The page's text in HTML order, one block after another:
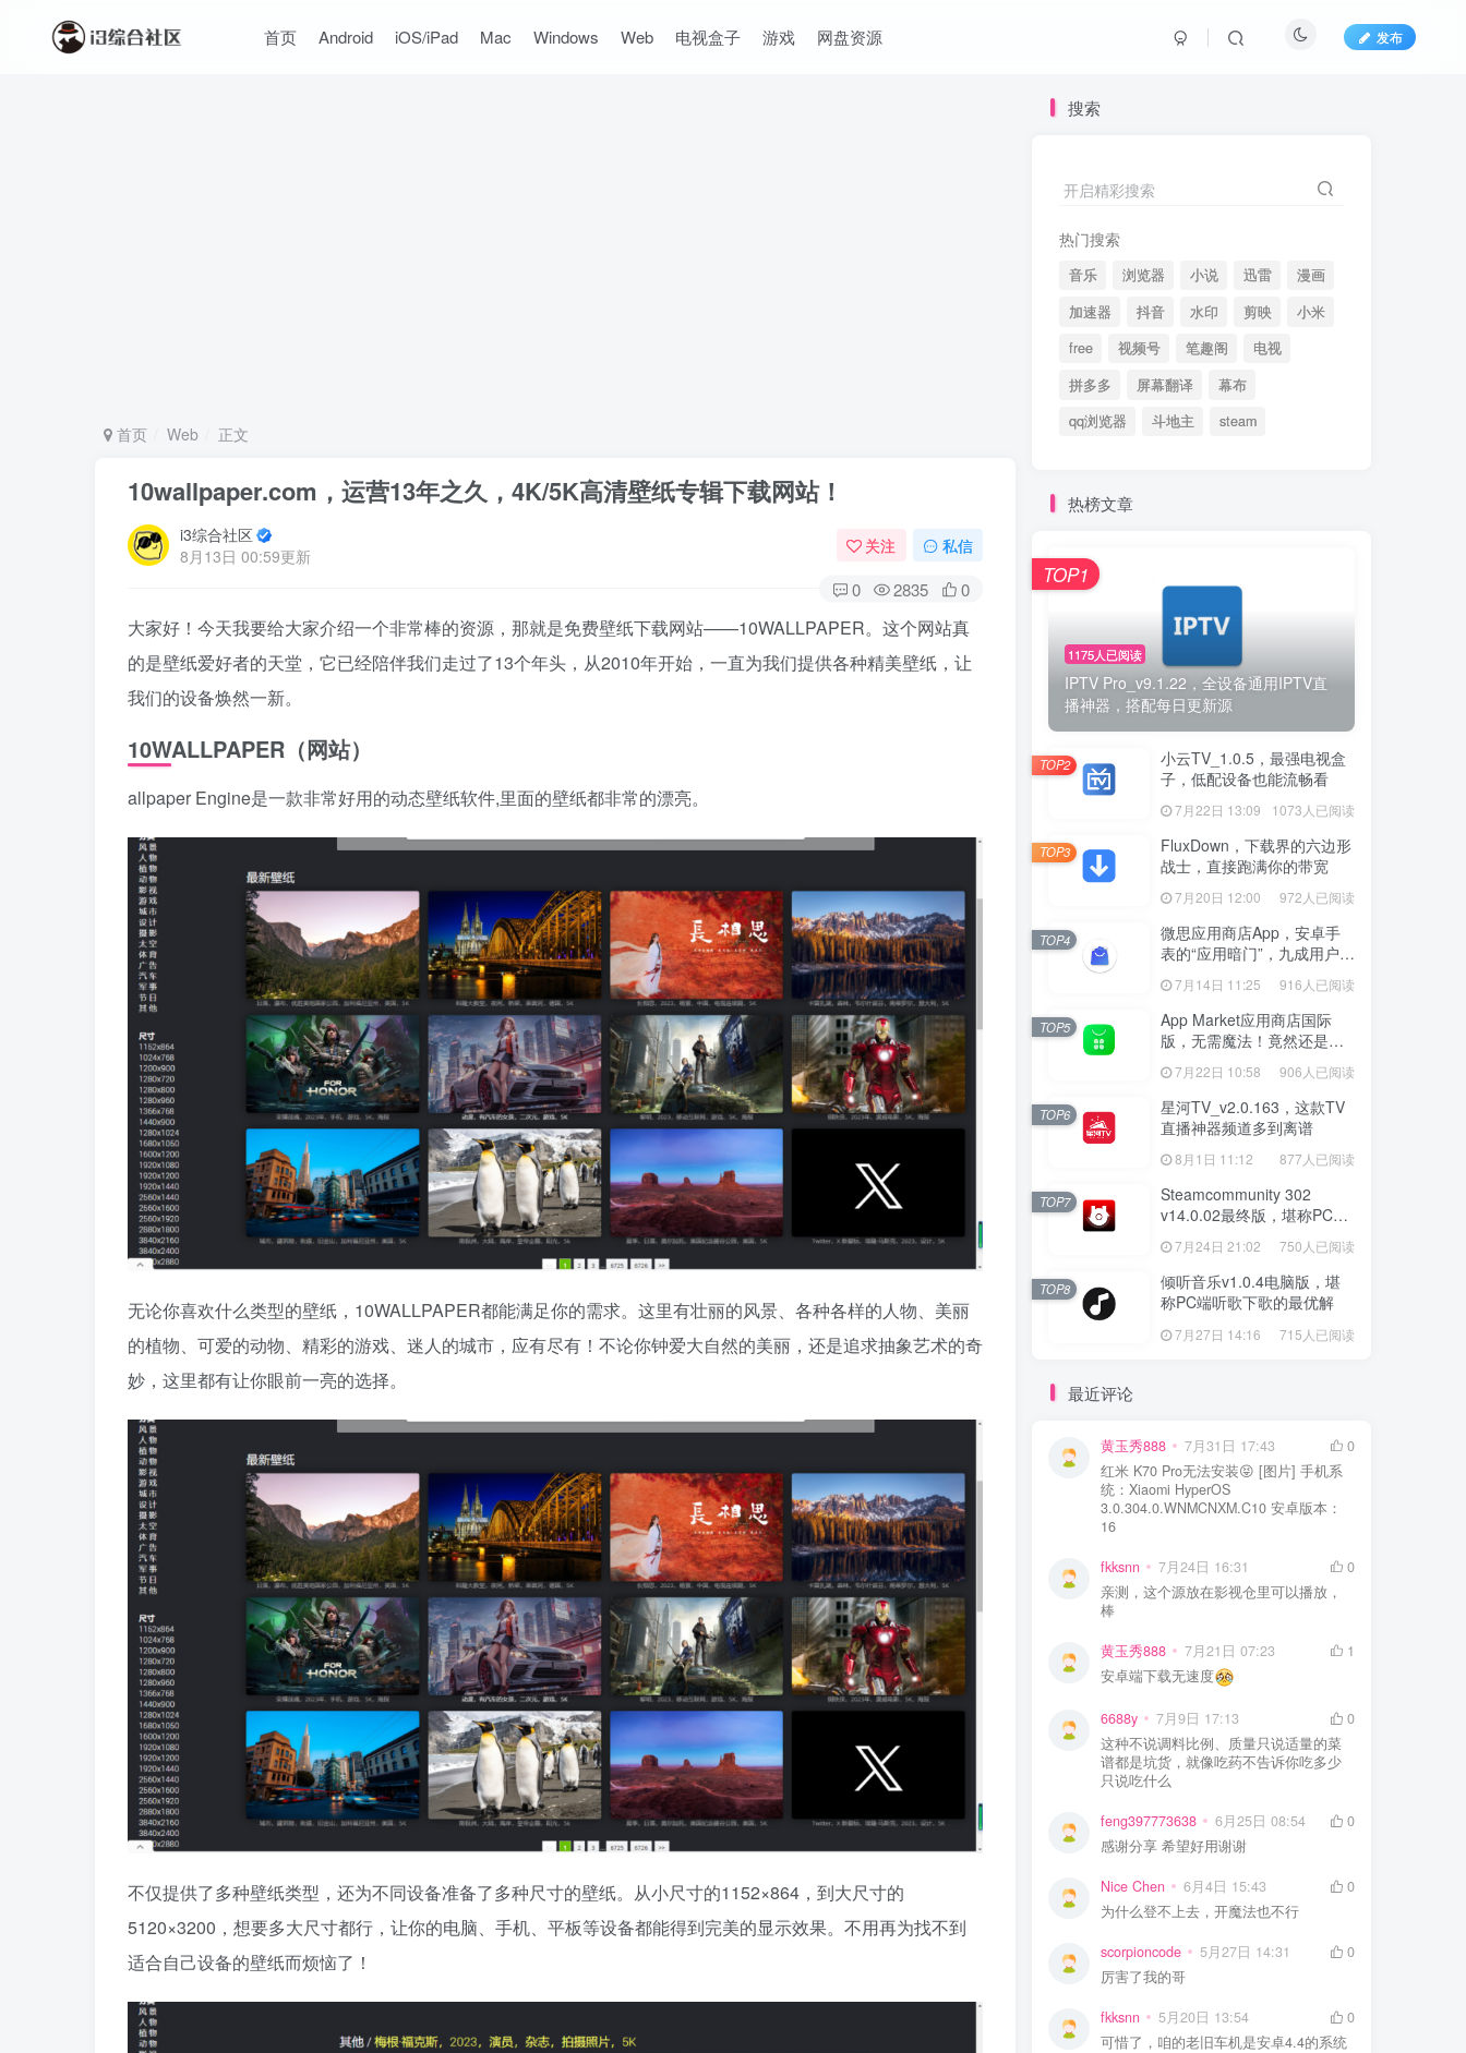
首页 Android iOS/iPad Mac Windows Web 电视盒子 游戏 网盘资源 发布
首页 Web 正文
10wallpaper.com，运营13年之久，4K/5K高清壁纸专辑下载网站！
i3综合社区
8月13日 00:59更新
关注 私信
0 2835 0
大家好！今天我要给大家介绍一个非常棒的资源，那就是免费壁纸下载网站——10WALLPAPER。这个网站真
的是壁纸爱好者的天堂，它已经陪伴我们走过了13个年头，从2010年开始，一直为我们提供各种精美壁纸，让
我们的设备焕然一新。
10WALLPAPER（网站）
allpaper Engine是一款非常好用的动态壁纸软件,里面的壁纸都非常的漂亮。
无论你喜欢什么类型的壁纸，10WALLPAPER都能满足你的需求。这里有壮丽的风景、各种各样的人物、美丽
的植物、可爱的动物、精彩的游戏、迷人的城市，应有尽有！不论你钟爱大自然的美丽，还是追求抽象艺术的奇
妙，这里都有让你眼前一亮的选择。
不仅提供了多种壁纸类型，还为不同设备准备了多种尺寸的壁纸。从小尺寸的1152×864，到大尺寸的
5120×3200，想要多大尺寸都行，让你的电脑、手机、平板等设备都能得到完美的显示效果。不用再为找不到
适合自己设备的壁纸而烦恼了！
搜索
开启精彩搜索
热门搜索
音乐 浏览器 小说 迅雷
漫画
加速器
抖音 水印 剪映
小米
free
视频号 笔趣阁
电视
拼多多
屏幕翻译
幕布
qq浏览器
斗地主 steam
热榜文章
1175人已阅读
IPTV Pro_v9.1.22，全设备通用IPTV直
播神器，搭配每日更新源
TOP1
小云TV_1.0.5，最强电视盒
子，低配设备也能流畅看
7月22日 13:09 1073人已阅读
TOP2
FluxDown，下载界的六边形
战士，直接跑满你的带宽
7月20日 12:00 972人已阅读
TOP3
微思应用商店App，安卓手
表的“应用暗门”，九成用户还
没发现
7月14日 11:25 916人已阅读
TOP4
App Market应用商店国际
版，无需魔法！竟然还是大
厂出品？
7月22日 10:58 906人已阅读
TOP5
星河TV_v2.0.163，这款TV
直播神器频道多到离谱
8月1日 11:12 877人已阅读
TOP6
Steamcommunity 302
v14.0.02最终版，堪称PC玩
家必备的网络工具箱
7月24日 21:02 750人已阅读
TOP7
倾听音乐v1.0.4电脑版，堪
称PC端听歌下歌的最优解
7月27日 14:16 715人已阅读
TOP8
最近评论
黄玉秀888 7月31日 17:43
0
红米 K70 Pro无法安装😝 [图片] 手机系
统：Xiaomi HyperOS
3.0.304.0.WNMCNXM.C10 安卓版本：
16
fkksnn 7月24日 16:31
0
亲测，这个源放在影视仓里可以播放，
棒
黄玉秀888 7月21日 07:23
1
安卓端下载无速度
6688y 7月9日 17:13
0
这种不说调料比例、质量只说适量的菜
谱都是坑货，就像吃药不告诉你吃多少
只说吃什么
feng397773638 6月25日 08:54
0
感谢分享 希望好用谢谢
Nice Chen 6月4日 15:43
0
为什么登不上去，开魔法也不行
scorpioncode 5月27日 14:31
0
厉害了我的哥
fkksnn 5月20日 13:54
0
可惜了，咱的老旧车机是安卓4.4的系统